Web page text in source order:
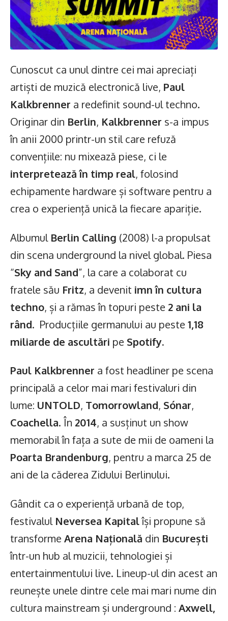
Cunoscut ca unul dintre cei mai apreciați
artiști de muzică electronică live, Paul
Kalkbrenner a redefinit sound-ul techno.
Originar din Berlin, Kalkbrenner s-a impus
în anii 2000 printr-un stil care refuză
convențiile: nu mixează piese, ci le
interpretează în timp real, folosind
echipamente hardware și software pentru a
crea o experiență unică la fiecare apariție.
Albumul Berlin Calling (2008) l-a propulsat
din scena underground la nivel global. Piesa
“Sky and Sand”, la care a colaborat cu
fratele său Fritz, a devenit imn în cultura
techno, și a rămas în topuri peste 2 ani la
rând. Producțiile germanului au peste 1,18
miliarde de ascultări pe Spotify.
Paul Kalkbrenner a fost headliner pe scena
principală a celor mai mari festivaluri din
lume: UNTOLD, Tomorrowland, Sónar,
Coachella. În 2014, a susținut un show
memorabil în fața a sute de mii de oameni la
Poarta Brandenburg, pentru a marca 25 de
ani de la căderea Zidului Berlinului.
Gândit ca o experiență urbană de top,
festivalul Neversea Kapitalîși propune să
transforme Arena Națională din București
într-un hub al muzicii, tehnologiei și
entertainmentului live. Lineup-ul din acest an
reunește unele dintre cele mai mari nume din
cultura mainstream și underground : Axwell,